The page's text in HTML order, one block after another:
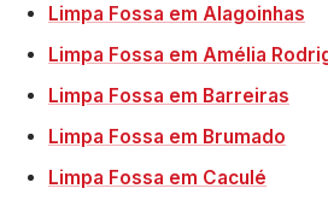
Limpa Fossa em Alagoinhas
Limpa Fossa em Amélia
Limpa Fossa em Barreiras
Limpa Fossa em Brumado
Limpa Fossa em Caculé